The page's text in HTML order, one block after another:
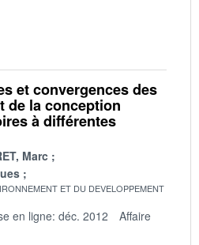
et convergences des
de la conception
à différentes
Marc
ET DU DEVELOPPEMENT
en ligne: déc. 2012
Affaire